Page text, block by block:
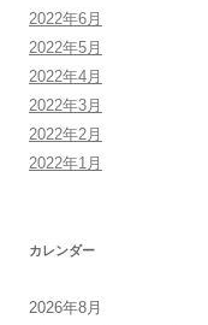
2022年6月
2022年5月
2022年4月
2022年3月
2022年2月
2022年1月
カレンダー
2026年8月